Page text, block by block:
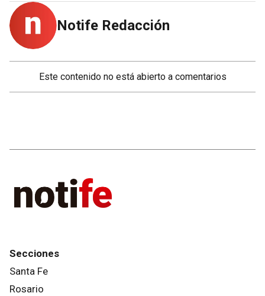
Notife Redacción
Este contenido no está abierto a comentarios
Secciones
Santa Fe
Rosario